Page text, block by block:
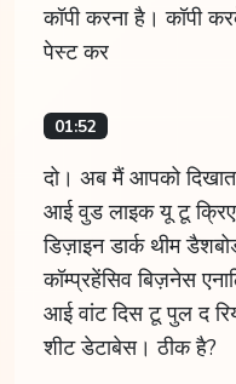
कॉपी करना है। कॉपी
पेस्ट कर
01:52
दो। अब मैं आपको
आई वुड लाइक यू टू
डिज़ाइन डार्क थीम
कॉम्प्रहेंसिव बिज़नेस
आई वांट दिस टू पुल द
शीट डेटाबेस। ठीक है?